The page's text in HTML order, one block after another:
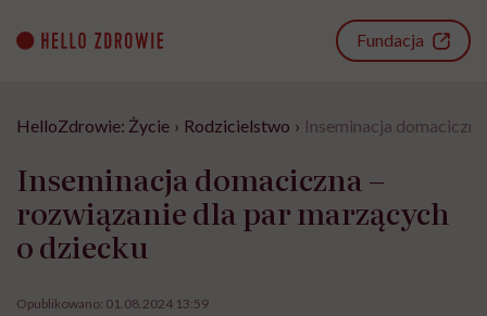
content
Fundacja
HelloZdrowie: Życie › Rodzicielstwo › Inseminacja
Inseminacja domaciczna –
rozwiązanie dla par marzących
o dziecku
Opublikowano: 01.08.2024 13:59